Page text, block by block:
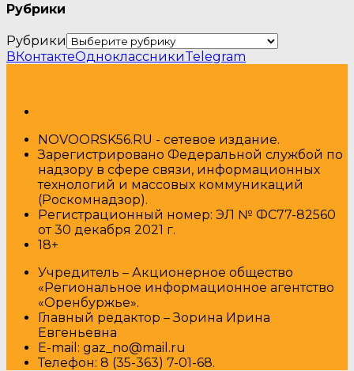
Рубрики
Рубрики
ВКонтактеОдноклассникиTelegram
NOVOORSK56.RU - сетевое издание.
Зарегистрировано Федеральной службой по
надзору в сфере связи, информационных
технологий и массовых коммуникаций
(Роскомнадзор).
Регистрационный номер: ЭЛ № ФС77-82560
от 30 декабря 2021 г.
18+
Учредитель – Акционерное общество
«Региональное информационное агентство
«Оренбуржье».
Главный редактор – Зорина Ирина
Евгеньевна
E-mail: gaz_no@mail.ru
Телефон: 8 (35-363) 7-01-68.